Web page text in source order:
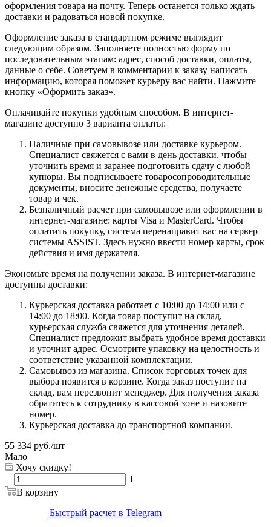
оформления товара на почту. Теперь останется только ждать
доставки и радоваться новой покупке.
Оформление заказа в стандартном режиме выглядит
следующим образом. Заполняете полностью форму по
последовательным этапам: адрес, способ доставки, оплаты,
данные о себе. Советуем в комментарии к заказу написать
информацию, которая поможет курьеру вас найти. Нажмите
кнопку «Оформить заказ».
Оплачивайте покупки удобным способом. В интернет-
магазине доступно 3 варианта оплаты:
Наличные при самовывозе или доставке курьером.
Специалист свяжется с вами в день доставки, чтобы
уточнить время и заранее подготовить сдачу с любой
купюры. Вы подписываете товаросопроводительные
документы, вносите денежные средства, получаете
товар и чек.
Безналичный расчет при самовывозе или оформлении в
интернет-магазине: карты Visa и MasterCard. Чтобы
оплатить покупку, система перенаправит вас на сервер
системы ASSIST. Здесь нужно ввести номер карты, срок
действия и имя держателя.
Экономьте время на получении заказа. В интернет-магазине
доступны доставки:
Курьерская доставка работает с 10:00 до 14:00 или с
14:00 до 18:00. Когда товар поступит на склад,
курьерская служба свяжется для уточнения деталей.
Специалист предложит выбрать удобное время доставки
и уточнит адрес. Осмотрите упаковку на целостность и
соответствие указанной комплектации.
Самовывоз из магазина. Список торговых точек для
выбора появится в корзине. Когда заказ поступит на
склад, вам перезвонит менеджер. Для получения заказа
обратитесь к сотруднику в кассовой зоне и назовите
номер.
Курьерская доставка до транспортной компании.
55 334 руб./шт
Мало
Хочу скидку!
В корзину
Быстрый расчет в Telegram